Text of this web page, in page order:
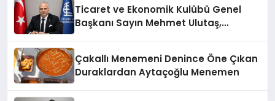
Ticaret ve Ekonomik Kulübü Genel
Başkanı Sayın Mehmet Ulutaş,
Çakallı Menemeni Denince Öne Çıkan
Duraklardan Aytaçoğlu Menemen